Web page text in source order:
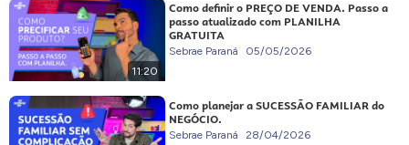
11:20
Como definir o PREÇO DE VENDA. Passo a
passo atualizado com PLANILHA
GRATUITA
Sebrae Paraná 05/05/2026
Como planejar a SUCESSÃO FAMILIAR do
NEGÓCIO.
Sebrae Paraná 28/04/2026